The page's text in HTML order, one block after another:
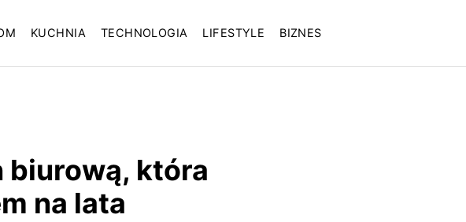
KUCHNIA TECHNOLOGIA LIFESTYLE BIZNES
która
na lata